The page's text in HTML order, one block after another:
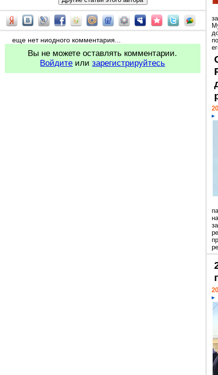
еще нет ниодного комментария...
Вы не можете оставлять комментарии.
Войдите илизарегистрируйтесь